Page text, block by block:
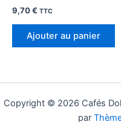
9,70€ TTC
Ajouter au panier
Copyright © 2026 Cafés
par